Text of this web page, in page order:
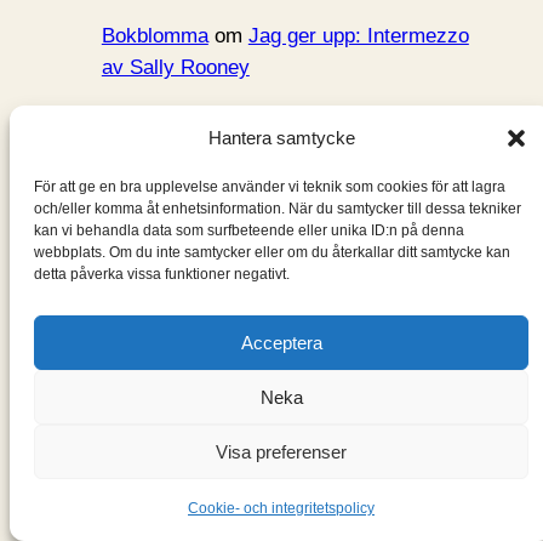
Hantera samtycke
För att ge en bra upplevelse använder vi teknik som cookies för att lagra
och/eller komma åt enhetsinformation. När du samtycker till dessa tekniker
kan vi behandla data som surfbeteende eller unika ID:n på denna
webbplats. Om du inte samtycker eller om du återkallar ditt samtycke kan
detta påverka vissa funktioner negativt.
Acceptera
Neka
Visa preferenser
Cookie- och integritetspolicy
Bokblommaom Jag ger upp: Intermezzo
av Sally Rooney
Sally Rooney
BokblommaomRent hus av Alia Trabucco
Zerán
romaner, spänningsromaner och andra böcker.